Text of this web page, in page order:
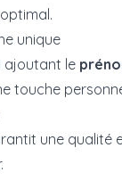
unique
ajoutant le
touche
une qualité